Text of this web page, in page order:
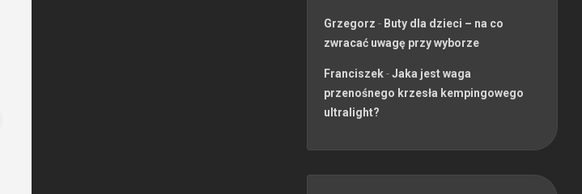
Grzegorz - Buty dla dzieci – na co
zwracać uwagę przy wyborze
Franciszek-Jaka jest waga
przenośnego krzesła kempingowego
ultralight?